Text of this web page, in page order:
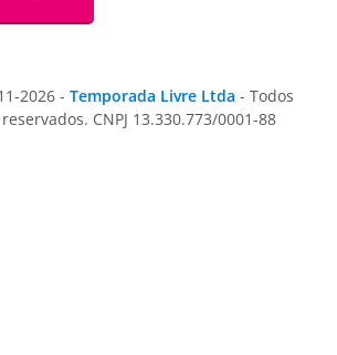
2026 - Temporada Livre Ltda - Todos
CNPJ 13.330.773/0001-88